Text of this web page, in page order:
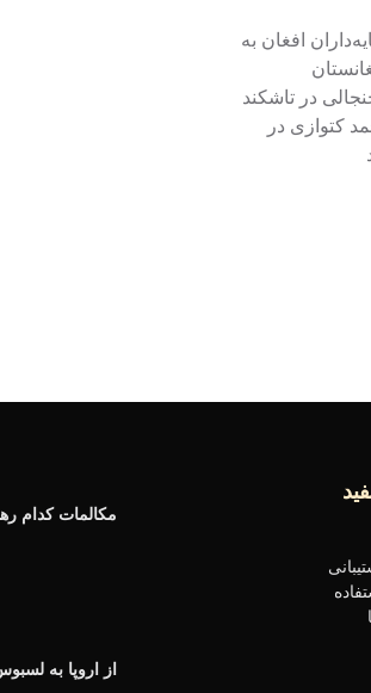
افغان به
در تاشکند
کتوازی در
مکالمات کدام
از اروپا به